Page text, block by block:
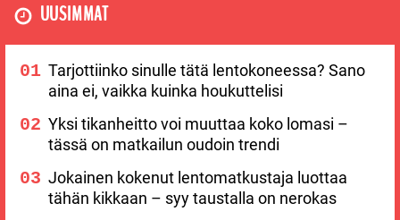
UUSIMMAT
Tarjottiinko sinulle tätä lentokoneessa? Sano
aina ei, vaikka kuinka houkuttelisi
Yksi tikanheitto voi muuttaa koko lomasi –
tässä on matkailun oudoin trendi
Jokainen kokenut lentomatkustaja luottaa
tähän kikkaan – syy taustalla on nerokas